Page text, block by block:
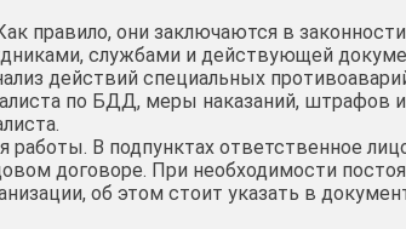
правило, они заключаются в
службами и действующей
действий специальных
по БДД, меры наказаний, штрафов
работы. В подпунктах ответственное
договоре. При необходимости
об этом стоит указать в